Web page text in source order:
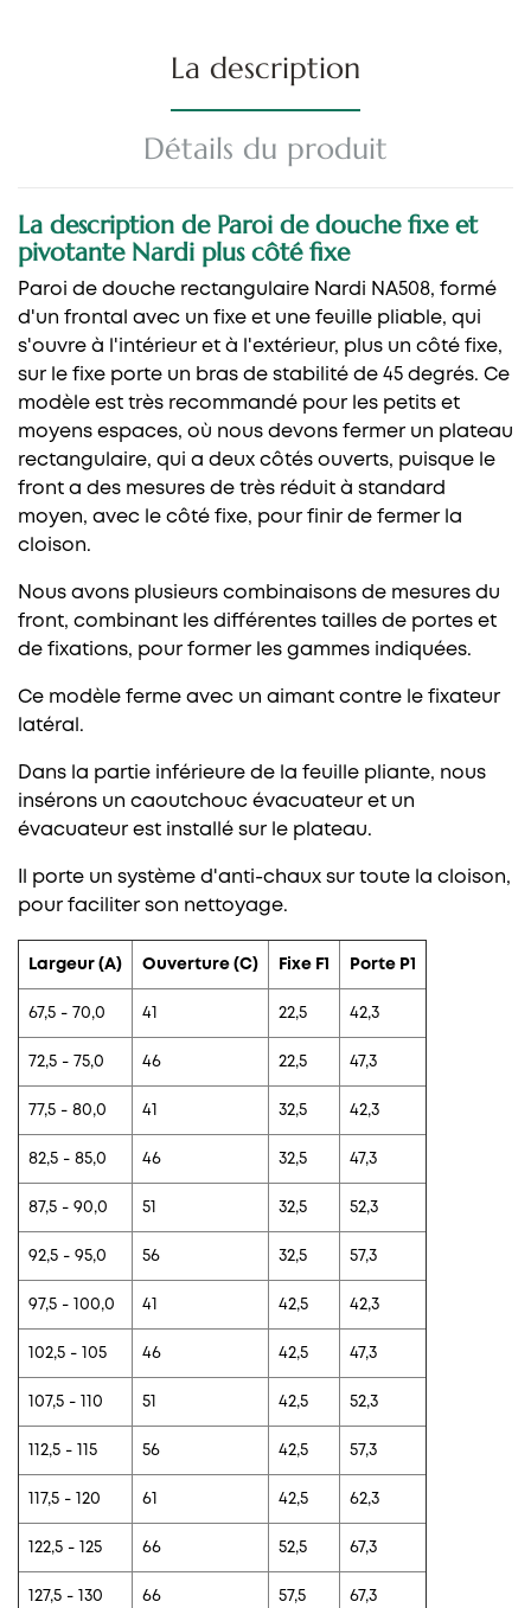
La description
Détails du produit
La description de Paroi de douche fixe et
pivotante Nardi plus côté fixe
Paroi de douche rectangulaire Nardi NA508, formé
d'un frontal avec un fixe et une feuille pliable, qui
s'ouvre à l'intérieur et à l'extérieur, plus un côté fixe,
sur le fixe porte un bras de stabilité de 45 degrés. Ce
modèle est très recommandé pour les petits et
moyens espaces, où nous devons fermer un plateau
rectangulaire, qui a deux côtés ouverts, puisque le
front a des mesures de très réduit à standard
moyen, avec le côté fixe, pour finir de fermer la
cloison.
Nous avons plusieurs combinaisons de mesures du
front, combinant les différentes tailles de portes et
de fixations, pour former les gammes indiquées.
Ce modèle ferme avec un aimant contre le fixateur
latéral.
Dans la partie inférieure de la feuille pliante, nous
insérons un caoutchouc évacuateur et un
évacuateur est installé sur le plateau.
Il porte un système d'anti-chaux sur toute la cloison,
pour faciliter son nettoyage.
Largeur (A) Ouverture (C) Fixe F1 Porte P1
67,5 - 70,0 41 22,5 42,3
72,5 - 75,0 46 22,5 47,3
77,5 - 80,0 41 32,5 42,3
82,5 - 85,0 46 32,5 47,3
87,5 - 90,0 51 32,5 52,3
92,5 - 95,0 56 32,5 57,3
97,5 - 100,0 41 42,5 42,3
102,5 - 105 46 42,5 47,3
107,5 - 110 51 42,5 52,3
112,5 - 115 56 42,5 57,3
117,5 - 120 61 42,5 62,3
122,5 - 125 66 52,5 67,3
127,5 - 130 66 57,5 67,3